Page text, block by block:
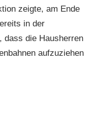
zeigte, am Ende
in der
dass die Hausherren
aufzuziehen